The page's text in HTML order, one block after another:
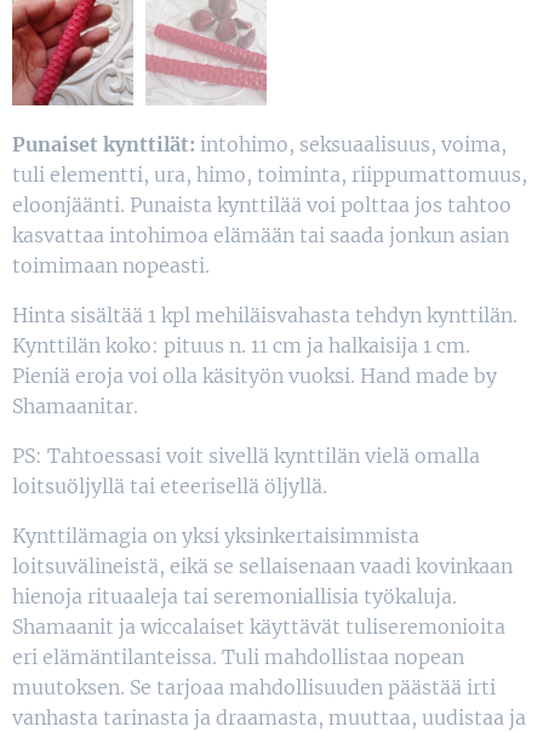
Punaiset kynttilät: intohimo, seksuaalisuus, voima,
tuli elementti, ura, himo, toiminta, riippumattomuus,
eloonjäänti. Punaista kynttilää voi polttaa jos tahtoo
kasvattaa intohimoa elämään tai saada jonkun asian
toimimaan nopeasti.
Hinta sisältää 1 kpl mehiläisvahasta tehdyn kynttilän.
Kynttilän koko: pituus n. 11 cm ja halkaisija 1 cm.
Pieniä eroja voi olla käsityön vuoksi. Hand made by
Shamaanitar.
PS: Tahtoessasi voit sivellä kynttilän vielä omalla
loitsuöljyllä tai eteerisellä öljyllä.
Kynttilämagia on yksi yksinkertaisimmista
loitsuvälineistä, eikä se sellaisenaan vaadi kovinkaan
hienoja rituaaleja tai seremoniallisia työkaluja.
Shamaanit ja wiccalaiset käyttävät tuliseremonioita
eri elämäntilanteissa. Tuli mahdollistaa nopean
muutoksen. Se tarjoaa mahdollisuuden päästää irti
vanhasta tarinasta ja draamasta, muuttaa, uudistaa ja